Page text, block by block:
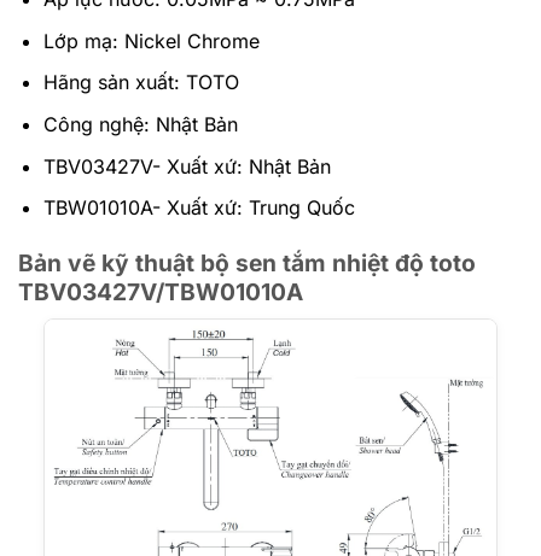
Lớp mạ: Nickel Chrome
Hãng sản xuất: TOTO
Công nghệ: Nhật Bản
TBV03427V- Xuất xứ: Nhật Bản
TBW01010A- Xuất xứ: Trung Quốc
Bản vẽ kỹ thuật bộ sen tắm nhiệt độ toto
TBV03427V/TBW01010A